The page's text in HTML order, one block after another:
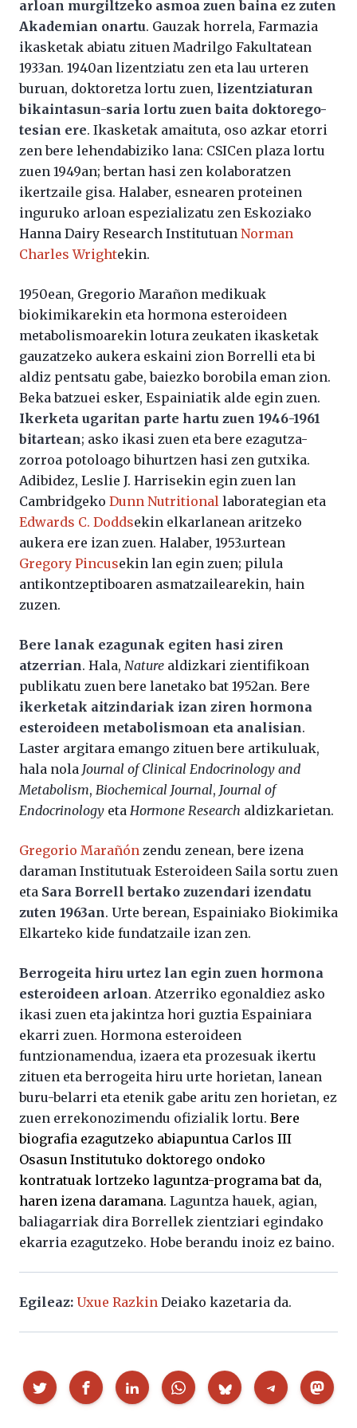
arloan murgiltzeko asmoa zuen baina ez zuten
Akademian onartu. Gauzak horrela, Farmazia
ikasketak abiatu zituen Madrilgo Fakultatean
1933an. 1940an lizentziatu zen eta lau urteren
buruan, doktoretza lortu zuen, lizentziaturan
bikaintasun-saria lortu zuen baita doktorego-
tesian ere. Ikasketak amaituta, oso azkar etorri
zen bere lehendabiziko lana: CSICen plaza lortu
zuen 1949an; bertan hasi zen kolaboratzen
ikertzaile gisa. Halaber, esnearen proteinen
inguruko arloan espezializatu zen Eskoziako
Hanna Dairy Research Institutuan Norman
Charles Wrightekin.
1950ean, Gregorio Marañon medikuak
biokimikarekin eta hormona esteroideen
metabolismoarekin lotura zeukaten ikasketak
gauzatzeko aukera eskaini zion Borrelli eta bi
aldiz pentsatu gabe, baiezko borobila eman zion.
Beka batzuei esker, Espainiatik alde egin zuen.
Ikerketa ugaritan parte hartu zuen 1946-1961
bitartean; asko ikasi zuen eta bere ezagutza-
zorroa potoloago bihurtzen hasi zen gutxika.
Adibidez, Leslie J. Harrisekin egin zuen lan
Cambridgeko Dunn Nutritional laborategian eta
Edwards C. Doddsekin elkarlanean aritzeko
aukera ere izan zuen. Halaber, 1953.urtean
Gregory Pincusekin lan egin zuen; pilula
antikontzeptiboaren asmatzailearekin, hain
zuzen.
Bere lanak ezagunak egiten hasi ziren
atzerrian. Hala, Nature aldizkari zientifikoan
publikatu zuen bere lanetako bat 1952an. Bere
ikerketak aitzindariak izan ziren hormona
esteroideen metabolismoan eta analisian.
Laster argitara emango zituen bere artikuluak,
hala nola Journal of Clinical Endocrinology and
Metabolism, Biochemical Journal, Journal of
Endocrinology eta Hormone Research aldizkarietan.
Gregorio Marañón zendu zenean, bere izena
daraman Institutuak Esteroideen Saila sortu zuen
eta Sara Borrell bertako zuzendari izendatu
zuten 1963an. Urte berean, Espainiako Biokimika
Elkarteko kide fundatzaile izan zen.
Berrogeita hiru urtez lan egin zuen hormona
esteroideen arloan. Atzerriko egonaldiez asko
ikasi zuen eta jakintza hori guztia Espainiara
ekarri zuen. Hormona esteroideen
funtzionamendua, izaera eta prozesuak ikertu
zituen eta berrogeita hiru urte horietan, lanean
buru-belarri eta etenik gabe aritu zen horietan, ez
zuen errekonozimendu ofizialik lortu. Bere
biografia ezagutzeko abiapuntua Carlos III
Osasun Institutuko doktorego ondoko
kontratuak lortzeko laguntza-programa bat da,
haren izena daramana. Laguntza hauek, agian,
baliagarriak dira Borrellek zientziari egindako
ekarria ezagutzeko. Hobe berandu inoiz ez baino.
Egileaz: Uxue Razkin Deiako kazetaria da.
Partekatu